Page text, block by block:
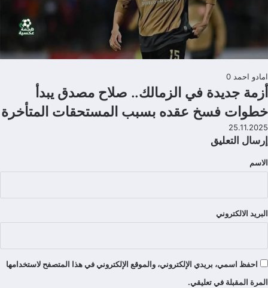
امادو احمد 0
أزمة جديدة في الزمالك.. صلاح مصدق يبدأ
خطوات فسخ عقده بسبب المستحقات المتأخرة
25.11.2025
إرسال التعليق
تعليقات
الاسم
البريد الالكتروني
احفظ اسمي، بريدي الإلكتروني، والموقع الإلكتروني في هذا المتصفح لاستخدامها
المرة المقبلة في تعليقي.